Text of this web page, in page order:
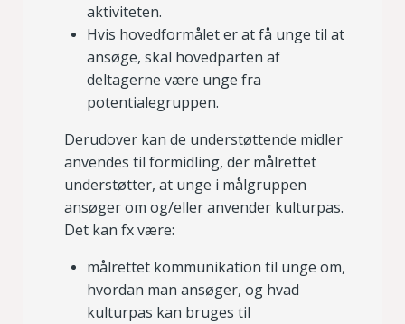
aktiviteten.
Hvis hovedformålet er at få unge til at
ansøge, skal hovedparten af
deltagerne være unge fra
potentialegruppen.
Derudover kan de understøttende midler
anvendes til formidling, der målrettet
understøtter, at unge i målgruppen
ansøger om og/eller anvender kulturpas.
Det kan fx være:
målrettet kommunikation til unge om,
hvordan man ansøger, og hvad
kulturpas kan bruges til